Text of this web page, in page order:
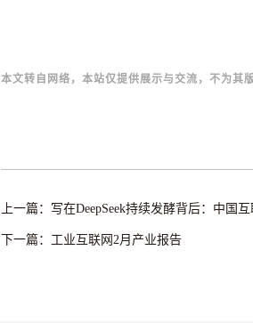
本文转自网络，本站仅提供展示与交流，不为其
上一篇：写在DeepSeek持续发酵背后：中国
下一篇：工业互联网2月产业报告